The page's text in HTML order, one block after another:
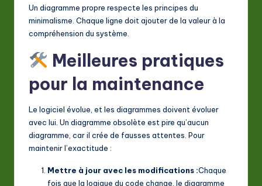
Un diagramme propre respecte les principes du
minimalisme. Chaque ligne doit ajouter de la valeur à la
compréhension du système.
Meilleures pratiques
pour la maintenance
Le logiciel évolue, et les diagrammes doivent évoluer
avec lui. Un diagramme obsolète est pire qu’aucun
diagramme, car il crée de fausses attentes. Pour
maintenir l’exactitude :
Mettre à jour avec les modifications :Chaque
fois que la logique du code change, le diagramme